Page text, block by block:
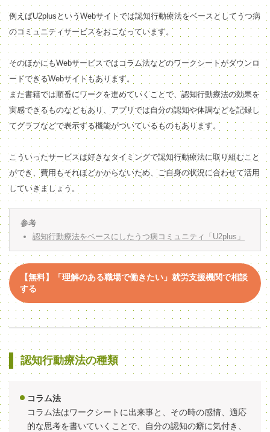
例えばU2plusというWebサイトでは認知行動療法をベースとしてうつ病
のコミュニティサービスをおこなっています。
そのほかにもWebサービスではコラム法などのワークシートがダウンロ
ードできるWebサイトもあります。
また書籍では順番にワークを進めていくことで、認知行動療法の効果を
実感できるものなどもあり、アプリでは自分の認知や体調などを記録し
てグラフなどで表示する機能がついているものもあります。
こういったサービスは好きなタイミングで認知行動療法に取り組むこと
ができ、費用もそれほどかからないため、ご自身の状況に合わせて活用
していきましょう。
参考
認知行動療法をベースにしたうつ病コミュニティ「U2plus」
【無料】「理解のある職場で働きたい」就労支援機関で相談
する
認知行動療法の種類
コラム法
コラム法はワークシートに出来事と、その時の感情、適応
的な思考を書いていくことで、自分の認知の癖に気付き、